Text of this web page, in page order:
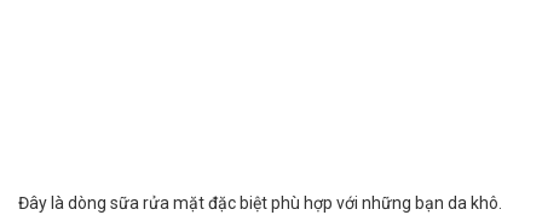
Đây là dòng sữa rửa mặt đặc biệt phù hợp với những bạn da khô.